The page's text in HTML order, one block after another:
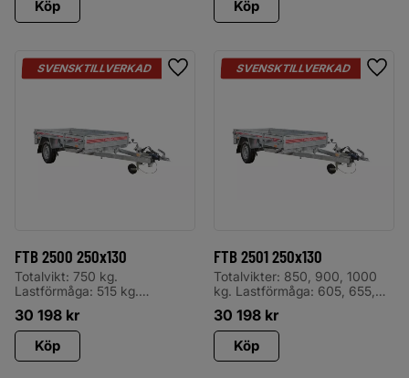
flaket, troligen kraftigast på
marknaden.
Köp Köp
FTB 2500 250x130
Totalvikt: 750 kg.
Lastförmåga: 515 kg.
spiralkabel, stödhjul, invändiga
surrningsöglor CE-märkta,
utvändiga bindkrokar, 5-
bultsfälgar samt plåtskärmar
30 198 kr
SVENSKTILLVERKAD
Lägg till i favoriter
Köp
FTB 2501 250x130
Totalvikter: 850, 900, 1000
kg. Lastförmåga: 605, 655,
odämpad tipp, spiralkabel,
stödhjul, invändiga
surrningsöglor CE-märkta,
utvändiga bindkrokar, 5-
30 198 kr
SVENSKTILLVERKAD
Köp